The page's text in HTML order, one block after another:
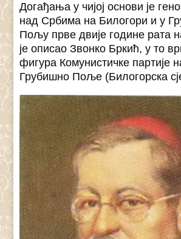
Догађања у чијој основи је
над Србима на Билогори и у
Пољу прве двије године рата
је описао Звонко Бркић, у то
фигура Комунистичке партије
Грубишно Поље (Билогорска